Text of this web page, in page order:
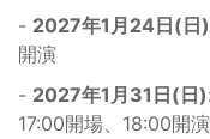
- 2027年1月24日(日)
開演
- 2027年1月31日(日)
17:00開場、18:00開演